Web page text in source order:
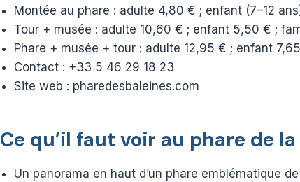
Montée au phare : adulte 4,80 € ; enfant (7–12
Tour + musée : adulte 10,60 € ; enfant 5,50 € ;
Phare + musée + tour : adulte 12,95 € ; enfant
Contact : +33 5 46 29 18 23
Site web : pharedesbaleines.com
Ce qu’il faut voir au phare de
Un panorama en haut d’un phare emblématique